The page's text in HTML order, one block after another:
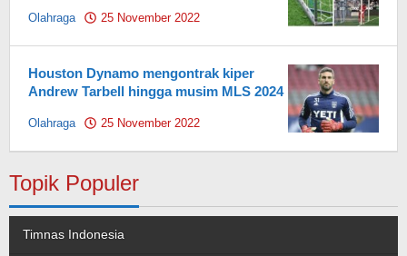
Olahraga 25 November 2022
Houston Dynamo mengontrak kiper
Andrew Tarbell hingga musim MLS 2024
Olahraga 25 November 2022
Topik Populer
Timnas Indonesia